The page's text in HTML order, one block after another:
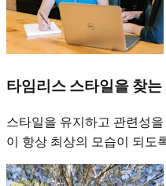
타임리스 스타일을 찾
스타일을 유지하고 관련성
이 항상 최상의 모습이 되도